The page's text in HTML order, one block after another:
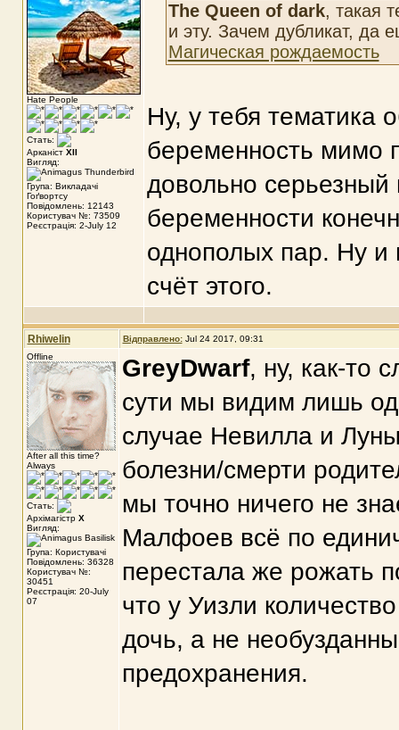
Hate People
Стать:
Арканіст XII
Вигляд:
Група: Викладачі
Гоґвортсу
Повідомлень: 12143
Користувач №: 73509
Реєстрація: 2-July 12
The Queen of dark, такая
и эту. Зачем дубликат, да
Магическая рождаемость
Ну, у тебя тематика
беременность мимо
довольно
беременности
однополых пар. Ну и
счёт этого.
Rhiwelin Відправлено: Jul 24 2017, 09:31
Offline
After all this time?
Always
Стать:
Архімагістр X
Вигляд:
Група: Користувачі
Повідомлень: 36328
Користувач №:
30451
Реєстрація: 20-July
07
GreyDwarf, ну, как-то
сути мы видим лишь
случае Невилла и
болезни/смерти
мы точно ничего не
Малфоев всё по
перестала же рожать
что у Уизли
дочь, а не
предохранения.